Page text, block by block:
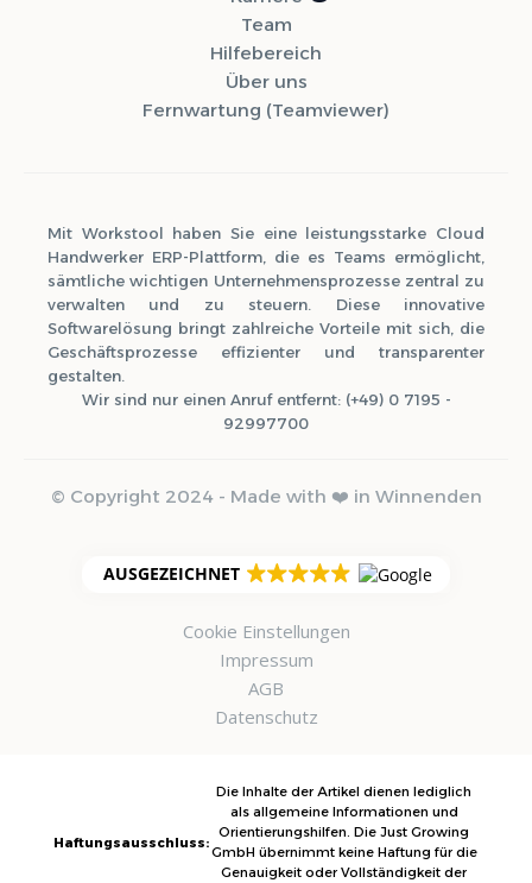
Team
Hilfebereich
Über uns
Fernwartung (Teamviewer)
Mit Workstool haben Sie eine leistungsstarke Cloud
Handwerker ERP-Plattform, die es Teams ermöglicht,
sämtliche wichtigen Unternehmensprozesse zentral zu
verwalten und zu steuern. Diese innovative
Softwarelösung bringt zahlreiche Vorteile mit sich, die
Geschäftsprozesse effizienter und transparenter
gestalten.
Wir sind nur einen Anruf entfernt: (+49) 0 7195 -
92997700
© Copyright 2024 - Made with ❤️ in Winnenden
AUSGEZEICHNET
Cookie Einstellungen
Impressum
AGB
Datenschutz
Haftungsausschluss:
Die Inhalte der Artikel dienen lediglich
als allgemeine Informationen und
Orientierungshilfen. Die Just Growing
GmbH übernimmt keine Haftung für die
Genauigkeit oder Vollständigkeit der